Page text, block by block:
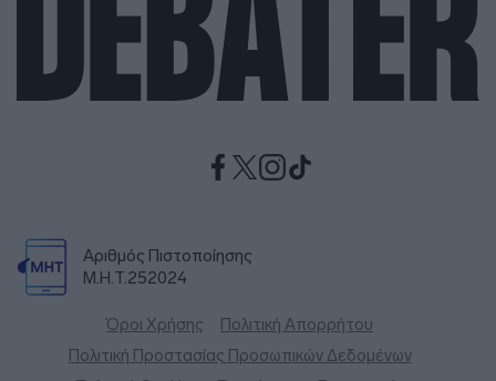
Αριθμός Πιστοποίησης
Μ.Η.Τ.252024
Όροι Χρήσης
Πολιτική Απορρήτου
Πολιτική Προστασίας Προσωπικών Δεδομένων